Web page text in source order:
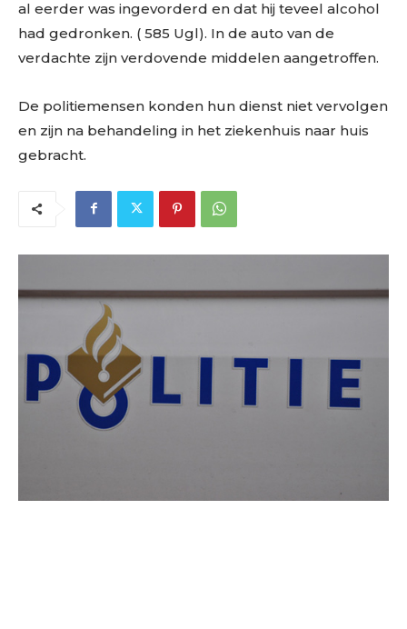
al eerder was ingevorderd en dat hij teveel alcohol
had gedronken. ( 585 Ugl). In de auto van de
verdachte zijn verdovende middelen aangetroffen.
De politiemensen konden hun dienst niet vervolgen
en zijn na behandeling in het ziekenhuis naar huis
gebracht.